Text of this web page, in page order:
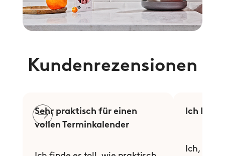
Kundenrezensionen
Sehr praktisch für einen
vollen Terminkalender
Ich
Ich,